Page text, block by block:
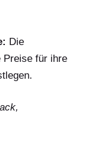
Die
Preise für ihre